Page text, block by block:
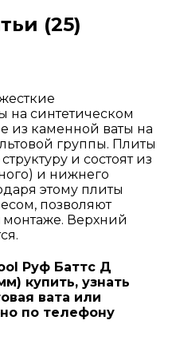
(25)
на синтетическом
из каменной ваты на
группы. Плиты
и состоят из
и нижнего
этому плиты
позволяют
монтаже. Верхний
Руф Баттс Д
купить, узнать
вата или
по телефону